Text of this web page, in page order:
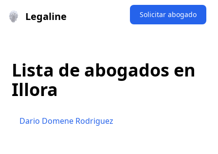
Legaline Solicitar abogado
Lista de abogados en
Illora
Dario Domene Rodriguez